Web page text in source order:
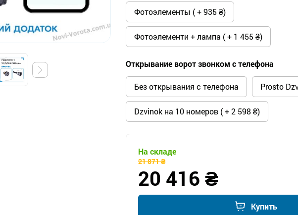
Фотоэлементы ( + 935 ₴)
Фотоэлементи + лампа ( + 1 455 ₴)
Открывание ворот звонком с телефона
Без открывания с телефона Prosto
Dzvinok на 10 номеров ( + 2 598 ₴)
На складе
21 871 ₴
20 416 ₴
Купить